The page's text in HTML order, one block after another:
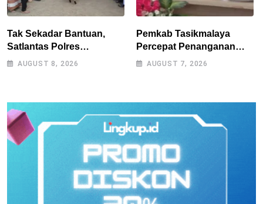
Tak Sekadar Bantuan,
Satlantas Polres
Tasikmalaya Dorong
AUGUST 8, 2026
Pemkab Tasikmalaya
Percepat Penanganan
Kekeringan, Sumur Bor
AUGUST 7, 2026